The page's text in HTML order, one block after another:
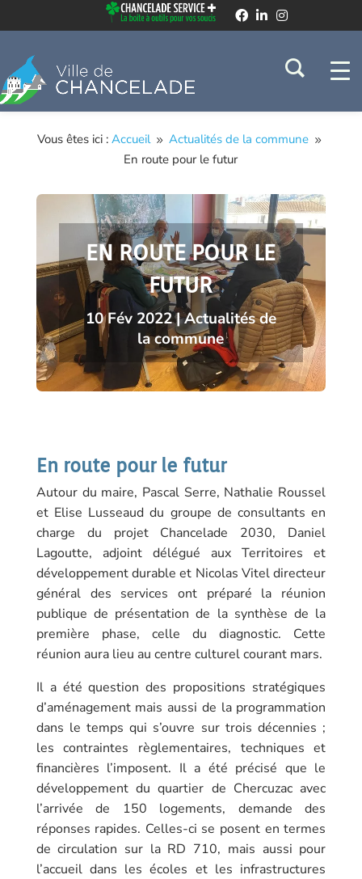
Vous êtes ici :Accueil 9 Actualités de la commune 9
En route pour le futur
EN ROUTE POUR LE
FUTUR
10 Fév 2022|Actualités de
la commune
En route pour le futur
Autour du maire, Pascal Serre, Nathalie Roussel
et Elise Lusseaud du groupe de consultants en
charge du projet Chancelade 2030, Daniel
Lagoutte, adjoint délégué aux Territoires et
développement durable et Nicolas Vitel directeur
général des services ont préparé la réunion
publique de présentation de la synthèse de la
première phase, celle du diagnostic. Cette
réunion aura lieu au centre culturel courant mars.
Il a été question des propositions stratégiques
d’aménagement mais aussi de la programmation
dans le temps qui s’ouvre sur trois décennies ;
les contraintes règlementaires, techniques et
financières l’imposent. Il a été précisé que le
développement du quartier de Chercuzac avec
l’arrivée de 150 logements, demande des
réponses rapides. Celles-ci se posent en termes
de circulation sur la RD 710, mais aussi pour
l’accueil dans les écoles et les infrastructures